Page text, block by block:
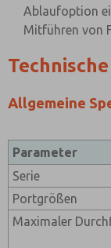
Ablaufoption
Mitführen von
Allgemeine
Parameter
Serie
Portgrößen
Maximaler